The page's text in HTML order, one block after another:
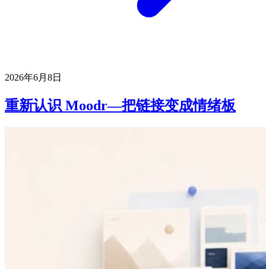
2026年6月8日
重新认识 Moodr—把链接变成情绪板